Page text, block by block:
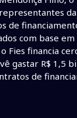
de
com base
financia
gastar R$ 1,5
de